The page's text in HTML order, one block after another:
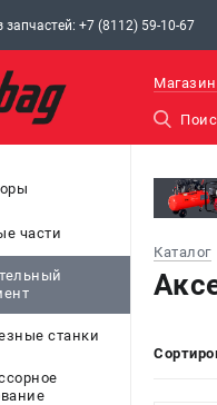
запчастей: +7 (8112) 59-10-67
части
станки
Каталог